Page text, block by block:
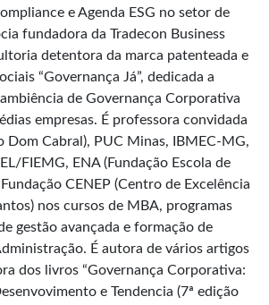
e Agenda ESG no setor de
fundadora da Tradecon Business
detentora da marca patenteada e
“Governança Já”, dedicada a
de Governança Corporativa
empresas. É professora convidada
Dom Cabral), PUC Minas, IBMEC-MG,
FIEMG, ENA (Fundação Escola de
CENEP (Centro de Excelência
nos cursos de MBA, programas
gestão avançada e formação de
É autora de vários artigos
dos livros “Governança Corporativa:
e Tendencia (7ª edição